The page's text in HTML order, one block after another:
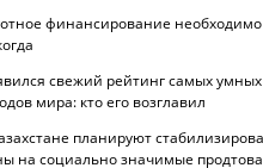
финансирование необходимо
свежий рейтинг самых умных
мира: кто его возглавил
планируют
на социально значимые